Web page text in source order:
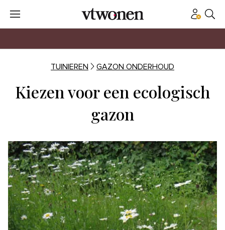
TUINIEREN GAZON ONDERHOUD
Kiezen voor een ecologisch
gazon